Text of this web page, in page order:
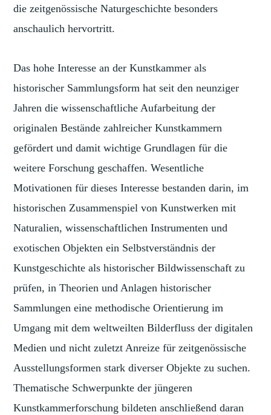
die zeitgenössische Naturgeschichte besonders
anschaulich hervortritt.
Das hohe Interesse an der Kunstkammer als
historischer Sammlungsform hat seit den neunziger
Jahren die wissenschaftliche Aufarbeitung der
originalen Bestände zahlreicher Kunstkammern
gefördert und damit wichtige Grundlagen für die
weitere Forschung geschaffen. Wesentliche
Motivationen für dieses Interesse bestanden darin, im
historischen Zusammenspiel von Kunstwerken mit
Naturalien, wissenschaftlichen Instrumenten und
exotischen Objekten ein Selbstverständnis der
Kunstgeschichte als historischer Bildwissenschaft zu
prüfen, in Theorien und Anlagen historischer
Sammlungen eine methodische Orientierung im
Umgang mit dem weltweilten Bilderfluss der digitalen
Medien und nicht zuletzt Anreize für zeitgenössische
Ausstellungsformen stark diverser Objekte zu suchen.
Thematische Schwerpunkte der jüngeren
Kunstkammerforschung bildeten anschließend daran